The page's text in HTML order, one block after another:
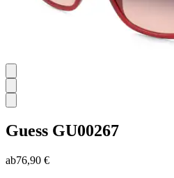
Guess GU00267
ab76,90 €